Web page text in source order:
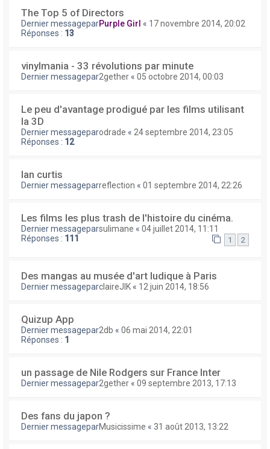
The Top 5 of Directors
Dernier messageparPurple Girl « 17 novembre 2014, 20:02
Réponses : 13
vinylmania - 33 révolutions par minute
Dernier messagepar2gether « 05 octobre 2014, 00:03
Le peu d'avantage prodigué par les films utilisant
la 3D
Dernier messageparodrade « 24 septembre 2014, 23:05
Réponses : 12
Ian curtis
Dernier messageparreflection « 01 septembre 2014, 22:26
Les films les plus trash de l'histoire du cinéma.
Dernier messageparsulimane « 04 juillet 2014, 11:11
Réponses : 111 1 2
Des mangas au musée d'art ludique à Paris
Dernier messageparclaireJIK « 12 juin 2014, 18:56
Quizup App
Dernier messagepar2db « 06 mai 2014, 22:01
Réponses : 1
un passage de Nile Rodgers sur France Inter
Dernier messagepar2gether « 09 septembre 2013, 17:13
Des fans du japon ?
Dernier messageparMusicissime « 31 août 2013, 13:22